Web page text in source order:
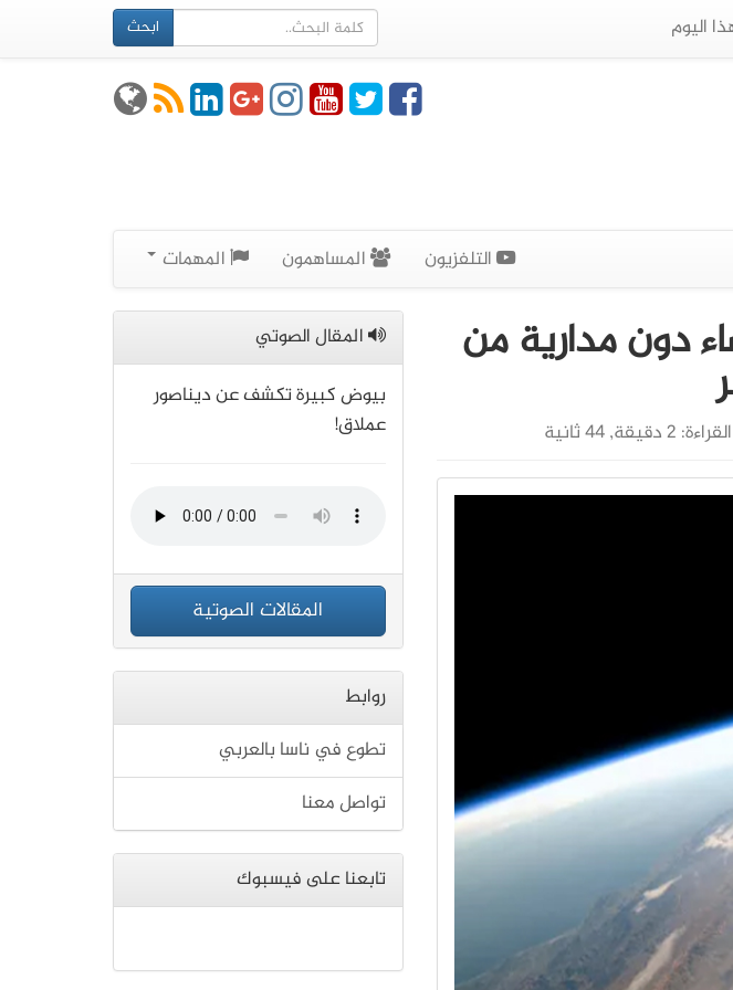
اليوم ابحث
التلفزيون المساهمون المهمات
دون مدارية من
دقيقة, 44 ثانية
المقال الصوتي
بيوض كبيرة تكشف عن ديناصور
عملاق!
المقالات الصوتية
روابط
تطوع في ناسا بالعربي
تواصل معنا
تابعنا على فيسبوك